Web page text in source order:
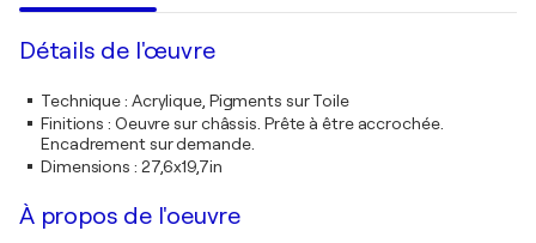
Détails de l'œuvre
Technique: Acrylique, Pigments sur Toile
Finitions : Oeuvre sur châssis. Prête à être accrochée.
Encadrement sur demande.
Dimensions : 27,6x19,7in
À propos de l'oeuvre